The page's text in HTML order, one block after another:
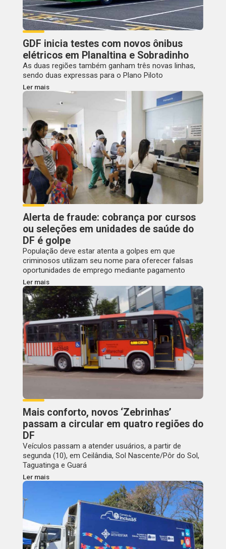
GDF inicia testes com novos ônibus
elétricos em Planaltina e Sobradinho
As duas regiões também ganham três novas linhas,
sendo duas expressas para o Plano Piloto
Ler mais
Alerta de fraude: cobrança por cursos
ou seleções em unidades de saúde do
DF é golpe
População deve estar atenta a golpes em que
criminosos utilizam seu nome para oferecer falsas
oportunidades de emprego mediante pagamento
Ler mais
Mais conforto, novos ‘Zebrinhas’
passam a circular em quatro regiões do
DF
Veículos passam a atender usuários, a partir de
segunda (10), em Ceilândia, Sol Nascente/Pôr do Sol,
Taguatinga e Guará
Ler mais